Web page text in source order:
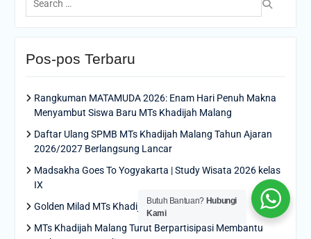
for:
Pos-pos Terbaru
Rangkuman MATAMUDA 2026: Enam Hari Penuh Makna
Menyambut Siswa Baru MTs Khadijah Malang
Daftar Ulang SPMB MTs Khadijah Malang Tahun Ajaran
2026/2027 Berlangsung Lancar
Madsakha Goes To Yogyakarta | Study Wisata 2026 kelas
IX
Golden Milad MTs Khadijah Ke-50th
MTs Khadijah Malang Turut Berpartisipasi Membantu
Butuh Bantuan? Hubungi
Kami